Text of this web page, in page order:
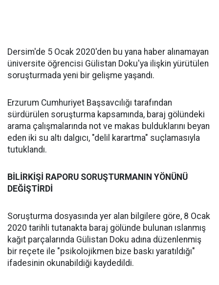
Dersim'de 5 Ocak 2020'den bu yana haber alınamayan
üniversite öğrencisi Gülistan Doku'ya ilişkin yürütülen
soruşturmada yeni bir gelişme yaşandı.
Erzurum Cumhuriyet Başsavcılığı tarafından
sürdürülen soruşturma kapsamında, baraj gölündeki
arama çalışmalarında not ve makas bulduklarını beyan
eden iki su altı dalgıcı, "delil karartma" suçlamasıyla
tutuklandı.
BİLİRKİŞİ RAPORU SORUŞTURMANIN YÖNÜNÜ
DEĞİŞTİRDİ
Soruşturma dosyasında yer alan bilgilere göre, 8 Ocak
2020 tarihli tutanakta baraj gölünde bulunan ıslanmış
kağıt parçalarında Gülistan Doku adına düzenlenmiş
bir reçete ile "psikolojikmen bize baskı yaratıldığı"
ifadesinin okunabildiği kaydedildi.